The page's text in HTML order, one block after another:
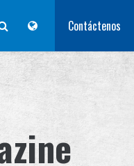
Contáctenos